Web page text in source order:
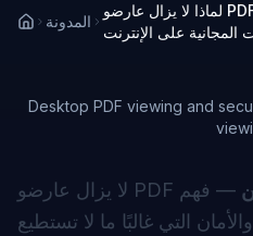
المدونة
لماذا لا يزال عارضو PDF على سطح المكتب مهمين في
المجانية على الإنترنت
Desktop PDF viewing and
— فهم
التي غالبًا ما لا تستطيع